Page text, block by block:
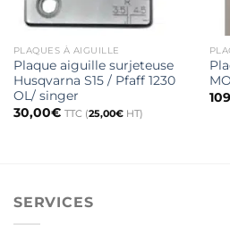
PLAQUES À AIGUILLE
Plaque aiguille surjeteuse
Husqvarna S15 / Pfaff 1230
OL/ singer
30,00€ TTC (25,00€HT)
SERVICES